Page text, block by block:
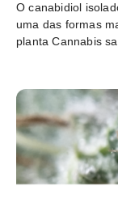
O canabidiol
uma das formas
planta Cannabis